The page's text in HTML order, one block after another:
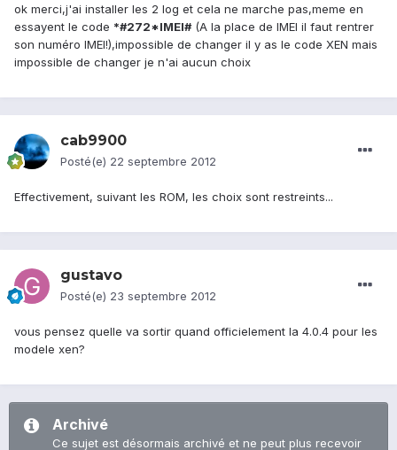
ok merci,j'ai installer les 2 log et cela ne marche pas,meme en
essayent le code *#272*IMEI#(A la place de IMEI il faut rentrer
son numéro IMEI!),impossible de changer il y as le code XEN mais
impossible de changer je n'ai aucun choix
cab9900
Posté(e) 22 septembre 2012
Effectivement, suivant les ROM, les choix sont restreints...
gustavo
Posté(e) 23 septembre 2012
vous pensez quelle va sortir quand officielement la 4.0.4 pour les
modele xen?
Archivé
Ce sujet est désormais archivé et ne peut plus recevoir